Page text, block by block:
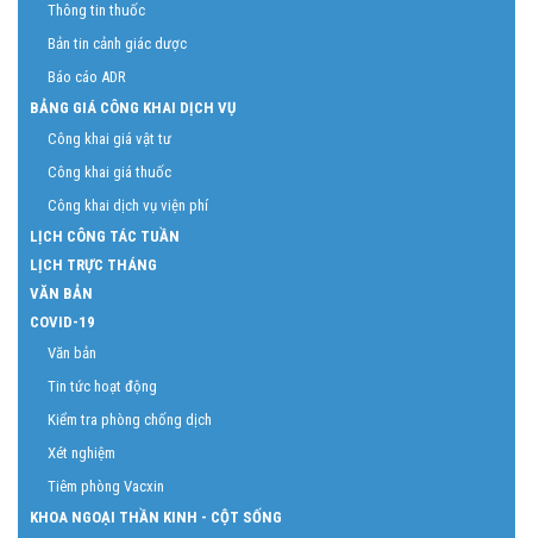
Thông tin thuốc
Bản tin cảnh giác dược
Báo cáo ADR
BẢNG GIÁ CÔNG KHAI DỊCH VỤ
Công khai giá vật tư
Công khai giá thuốc
Công khai dịch vụ viện phí
LỊCH CÔNG TÁC TUẦN
LỊCH TRỰC THÁNG
VĂN BẢN
COVID-19
Văn bản
Tin tức hoạt động
Kiểm tra phòng chống dịch
Xét nghiệm
Tiêm phòng Vacxin
KHOA NGOẠI THẦN KINH - CỘT SỐNG